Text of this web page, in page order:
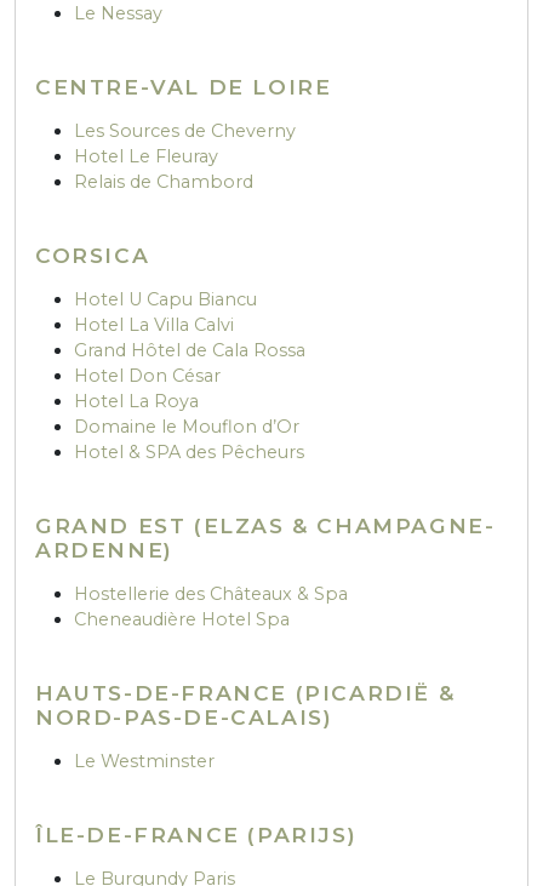
Le Nessay
CENTRE-VAL DE LOIRE
Les Sources de Cheverny
Hotel Le Fleuray
Relais de Chambord
CORSICA
Hotel U Capu Biancu
Hotel La Villa Calvi
Grand Hôtel de Cala Rossa
Hotel Don César
Hotel La Roya
Domaine le Mouflon d’Or
Hotel & SPA des Pêcheurs
GRAND EST (ELZAS & CHAMPAGNE-
ARDENNE)
Hostellerie des Châteaux & Spa
Cheneaudière Hotel Spa
HAUTS-DE-FRANCE (PICARDIË &
NORD-PAS-DE-CALAIS)
Le Westminster
ÎLE-DE-FRANCE (PARIJS)
Le Burgundy Paris